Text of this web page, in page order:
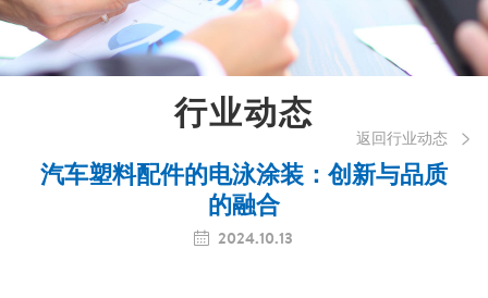
行业动态
返回行业动态 
汽车塑料配件的电泳涂装：创新与品质
的融合
 2024.10.13